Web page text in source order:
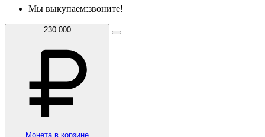
Мы выкупаем:звоните!
230 000
Монета в корзине